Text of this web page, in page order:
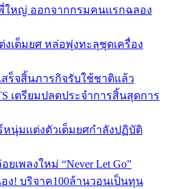
ใหญ่ ออกจากกรมคนเเรกฉลอง
เต็มยศ หล่อพุ่งทะลุชุดเครื่อง
สร็จสิ้นภารกิจรับใช้ชาติแล้ว
เตรียมปลดประจำการสิ้นสุดการ
นุ่มเเต่งตัวเต็มยศกำลังปฏิบัติ
ยเพลงใหม่ “Never Let Go”
ง! บริจาค100ล้านวอนเป็นทุน